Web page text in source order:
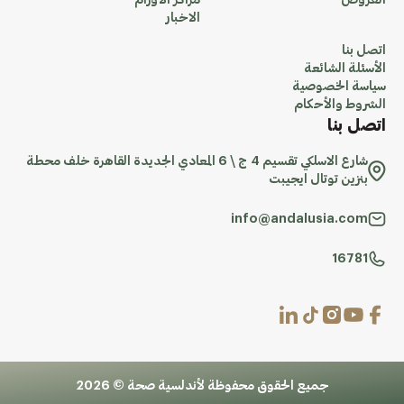
الاخبار
اتصل بنا
الأسئلة الشائعة
سياسة الخصوصية
الشروط والأحكام
اتصل بنا
شارع الاسلكي تقسيم 4 ج \ 6 المعادي الجديدة القاهرة خلف محطة
بنزين توتال ايجيبت
info@andalusia.com
16781
جميع الحقوق محفوظة لأندلسية صحة © 2026